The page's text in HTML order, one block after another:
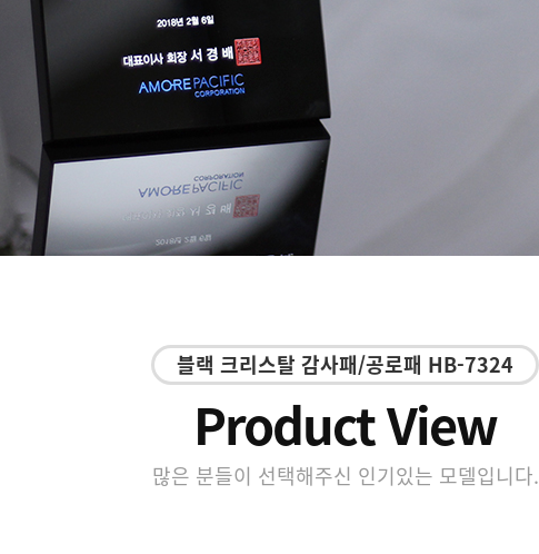
블랙 크리스탈 감사패/공로패 HB-7324
Product View
많은 분들이 선택해주신 인기있는 모델입니다.